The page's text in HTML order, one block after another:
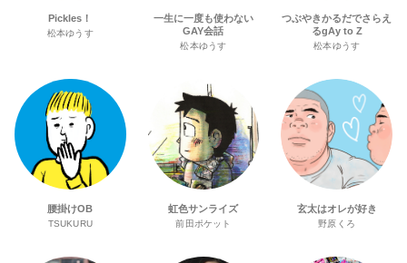
Pickles！
松本ゆうす
一生に一度も使わない
GAY会話
松本ゆうす
つぶやきかるだでさらえ
るgAy to Z
松本ゆうす
腰掛けOB
TSUKURU
虹色サンライズ
前田ポケット
玄太はオレが好き
野原くろ